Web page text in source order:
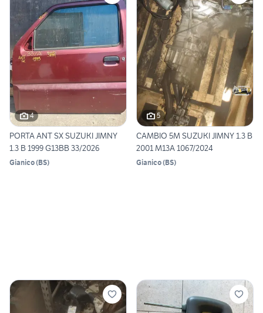
4
PORTA ANT SX SUZUKI JIMNY
1.3 B 1999 G13BB 33/2026
Gianico(BS)
5
CAMBIO 5M SUZUKI JIMNY 1.3 B
2001 M13A 1067/2024
Gianico(BS)